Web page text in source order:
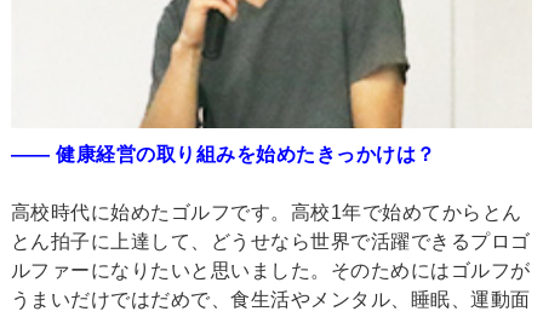
―― 健康経営の取り組みを始めたきっかけは？
高校時代に始めたゴルフです。高校1年で始めてからとん
とん拍子に上達して、どうせなら世界で活躍できるプロゴ
ルファーになりたいと思いました。そのためにはゴルフが
うまいだけではだめで、食生活やメンタル、睡眠、運動面